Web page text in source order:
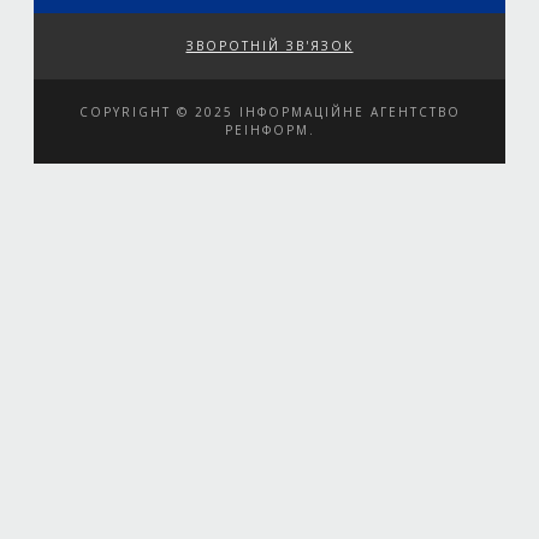
ЗВОРОТНІЙ ЗВ'ЯЗОК
COPYRIGHT © 2025 ІНФОРМАЦІЙНЕ АГЕНТСТВО
РЕІНФОРМ.